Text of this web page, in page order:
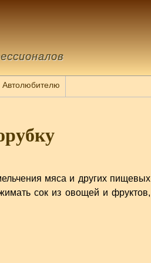
Автолюбителю
мяса и других пищевых
сок из овощей и фруктов,